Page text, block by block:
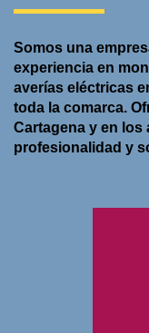
Somos una
experiencia en
averías eléctricas
toda la comarca.
Cartagena y en los
profesionalidad y